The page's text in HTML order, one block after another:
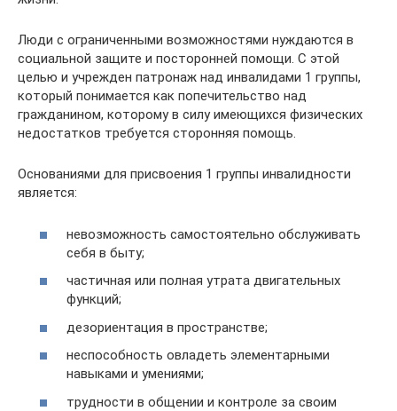
Люди с ограниченными возможностями нуждаются в
социальной защите и посторонней помощи. С этой
целью и учрежден патронаж над инвалидами 1 группы,
который понимается как попечительство над
гражданином, которому в силу имеющихся физических
недостатков требуется сторонняя помощь.
Основаниями для присвоения 1 группы инвалидности
является:
невозможность самостоятельно обслуживать
себя в быту;
частичная или полная утрата двигательных
функций;
дезориентация в пространстве;
неспособность овладеть элементарными
навыками и умениями;
трудности в общении и контроле за своим